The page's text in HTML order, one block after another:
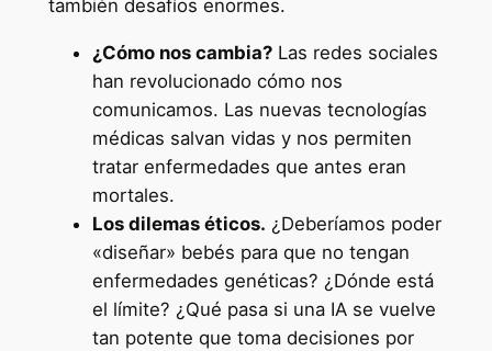
también desafíos enormes.
¿Cómo nos cambia?Las redes sociales
han revolucionado cómo nos
comunicamos. Las nuevas tecnologías
médicas salvan vidas y nos permiten
tratar enfermedades que antes eran
mortales.
Los dilemas éticos. ¿Deberíamos poder
«diseñar» bebés para que no tengan
enfermedades genéticas? ¿Dónde está
el límite? ¿Qué pasa si una IA se vuelve
tan potente que toma decisiones por